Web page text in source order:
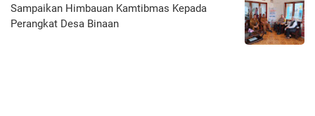
Sampaikan Himbauan Kamtibmas Kepada
Perangkat Desa Binaan